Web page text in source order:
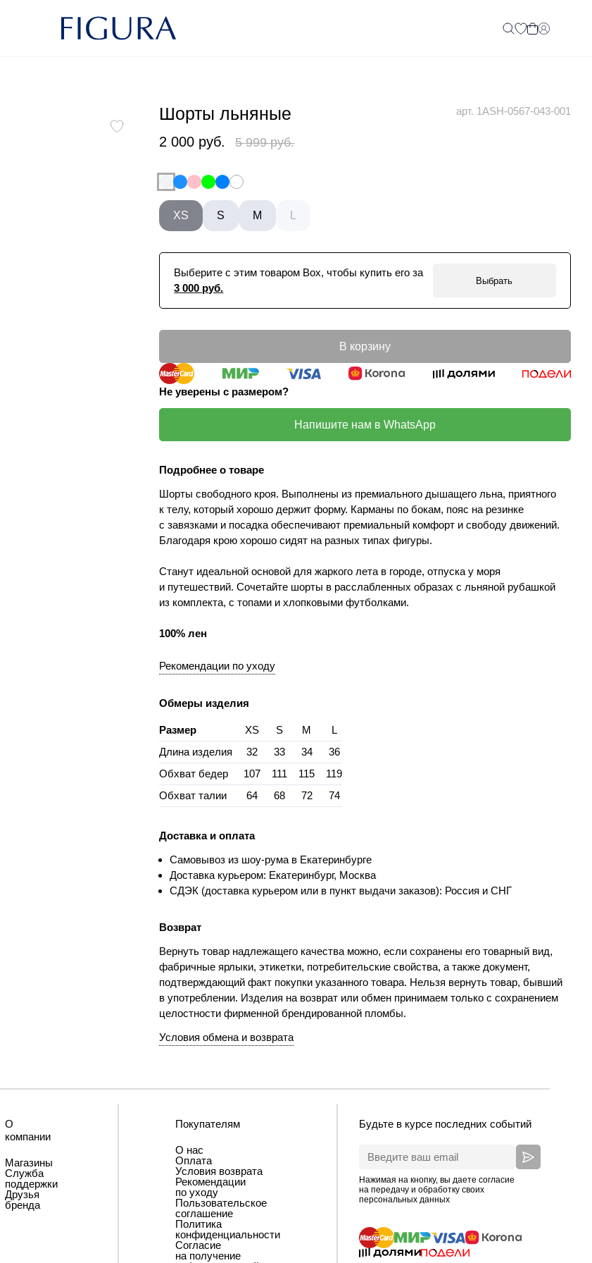
Шорты льняные арт. 1ASH-0567-043-001
2 000 руб. 5 999 руб.
XS S M
Выберите с этим товаром Box, чтобы купить его за
3 000 руб.
Выбрать
В корзину
Не уверены с размером?
Напишите нам в WhatsApp
Подробнее о товаре
Шорты свободного кроя. Выполнены из премиального дышащего льна, приятного
к телу, который хорошо держит форму. Карманы по бокам, пояс на резинке
с завязками и посадка обеспечивают премиальный комфорт и свободу движений.
Благодаря крою хорошо сидят на разных типах фигуры.
Станут идеальной основой для жаркого лета в городе, отпуска у моря
и путешествий. Сочетайте шорты в расслабленных образах с льняной рубашкой
из комплекта, с топами и хлопковыми футболками.
100% лен
Рекомендации по уходу
Обмеры изделия
Размер XS S M
L
Длина изделия
32 33 34
36
Обхват бедер
107 111 115
119
Обхват талии
64 68 72 74
Доставка и оплата
Самовывоз из шоу-рума в Екатеринбурге
Доставка курьером: Екатеринбург, Москва
СДЭК (доставка курьером или в пункт выдачи заказов): Россия и СНГ
Возврат
Вернуть товар надлежащего качества можно, если сохранены его товарный вид,
фабричные ярлыки, этикетки, потребительские свойства, а также документ,
подтверждающий факт покупки указанного товара. Нельзя вернуть товар, бывший
в употреблении. Изделия на возврат или обмен принимаем только с сохранением
целостности фирменной брендированной пломбы.
Условия обмена и возврата
О
компании
Магазины
Служба
поддержки
Друзья
бренда
Покупателям
О нас
Оплата
Условия возврата
Рекомендации
по уходу
Пользовательское
соглашение
Политика
конфиденциальности
Согласие
на получение
Будьте в курсе последних событий
Нажимая на кнопку, вы даете согласие
на передачу и обработку своих
персональных данных